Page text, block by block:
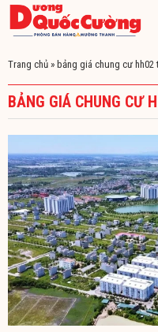
Trang chủ » bảng giá chung cư hh02
BẢNG GIÁ CHUNG CƯ